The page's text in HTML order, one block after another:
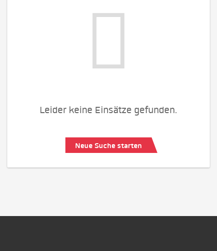
Leider keine Einsätze gefunden.
Neue Suche starten